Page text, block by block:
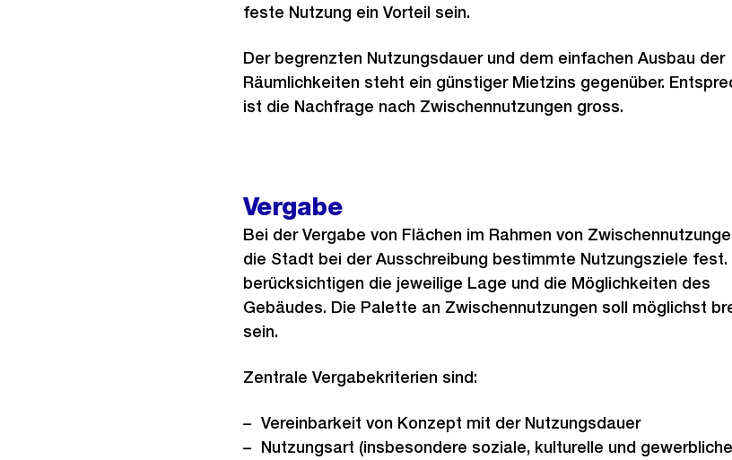
feste Nutzung ein Vorteil sein.
Der begrenzten Nutzungsdauer und dem einfachen Ausbau der
Räumlichkeiten steht ein günstiger Mietzins gegenüber.
ist die Nachfrage nach Zwischennutzungen gross.
Vergabe
Bei der Vergabe von Flächen im Rahmen von
die Stadt bei der Ausschreibung bestimmte Nutzungsziele fest.
berücksichtigen die jeweilige Lage und die Möglichkeiten des
Gebäudes. Die Palette an Zwischennutzungen soll möglichst
sein.
Zentrale Vergabekriterien sind:
Vereinbarkeit von Konzept mit der Nutzungsdauer
Nutzungsart (insbesondere soziale, kulturelle und gewerbliche